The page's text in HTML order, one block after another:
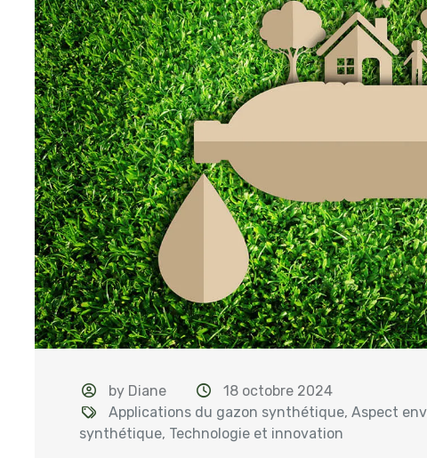
by Diane
18 octobre 2024
Applications du gazon synthétique,Aspect
synthétique, Technologie et innovation